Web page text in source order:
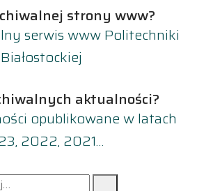
strony www?
serwis www Politechniki
Białostockiej
aktualności?
opublikowane w latach
2022, 2021…